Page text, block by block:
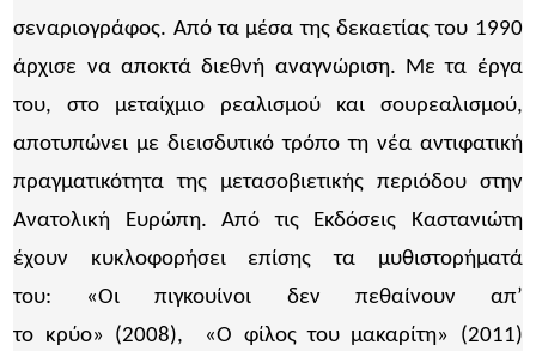
σεναριογράφος. Από τα μέσα της δεκαετίας του 1990
άρχισε να αποκτά διεθνή αναγνώριση. Με τα έργα
του, στο μεταίχμιο ρεαλισμού και σουρεαλισμού,
αποτυπώνει με διεισδυτικό τρόπο τη νέα αντιφατική
πραγματικότητα της μετασοβιετικής περιόδου στην
Ανατολική Ευρώπη. Από τις Εκδόσεις Καστανιώτη
έχουν κυκλοφορήσει επίσης τα μυθιστορήματά
του: «Οι πιγκουίνοι δεν πεθαίνουν απ’
το κρύο» (2008), «Ο φίλος του μακαρίτη» (2011)